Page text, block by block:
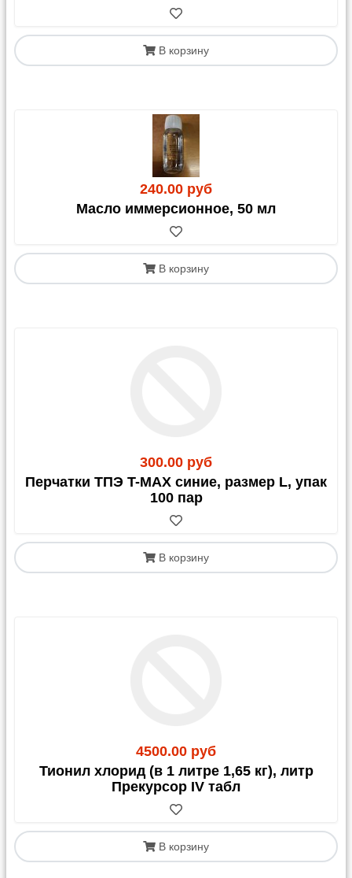
В корзину
240.00 руб
Масло иммерсионное, 50 мл
В корзину
300.00 руб
Перчатки ТПЭ T-MAX синие, размер L, упак
100 пар
В корзину
4500.00 руб
Тионил хлорид (в 1 литре 1,65 кг), литр
Прекурсор IV табл
В корзину